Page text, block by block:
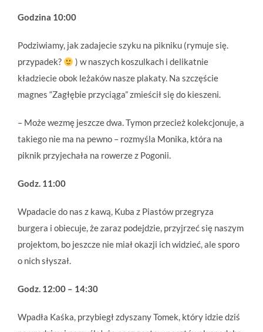
Godzina 10:00
Podziwiamy, jak zadajecie szyku na pikniku (rymuje się.
przypadek?
) w naszych koszulkach i delikatnie
kładziecie obok leżaków nasze plakaty. Na szczęście
magnes “Zagłębie przyciąga” zmieścił się do kieszeni.
– Może wezmę jeszcze dwa. Tymon przecież kolekcjonuje, a
takiego nie ma na pewno – rozmyśla Monika, która na
piknik przyjechała na rowerze z Pogonii.
Godz. 11:00
Wpadacie do nas z kawą, Kuba z Piastów przegryza
burgera i obiecuje, że zaraz podejdzie, przyjrzeć się naszym
projektom, bo jeszcze nie miał okazji ich widzieć, ale sporo
o nich słyszał.
Godz. 12:00 – 14:30
Wpadła Kaśka, przybiegł zdyszany Tomek, który idzie dziś